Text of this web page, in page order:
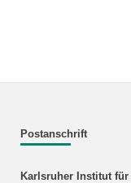
Postanschrift
Karlsruher Institut